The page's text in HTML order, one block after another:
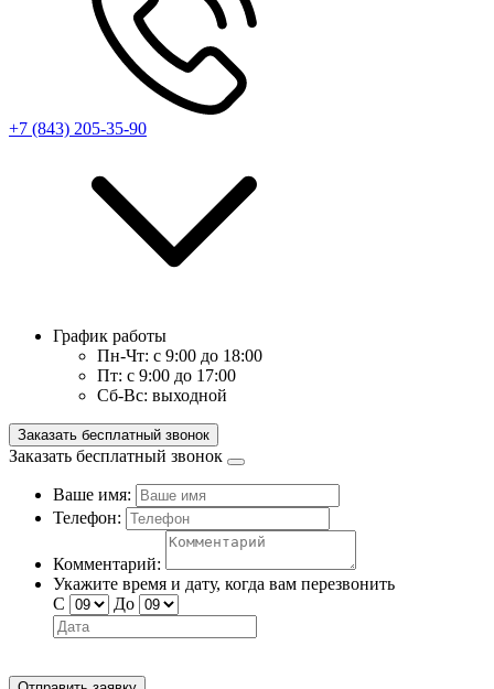
+7 (843) 205-35-90
График работы
Пн-Чт: с 9:00 до 18:00
Пт: с 9:00 до 17:00
Сб-Вс: выходной
Заказать бесплатный звонок
Заказать бесплатный звонок
Ваше имя:
Телефон:
Комментарий:
Укажите время и дату, когда вам перезвонить
С
До